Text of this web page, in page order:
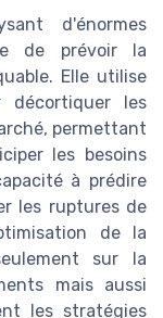
d'énormes
de prévoir la
Elle utilise
décortiquer les
permettant
les besoins
à prédire
les ruptures de
de la
sur la
mais aussi
les stratégies